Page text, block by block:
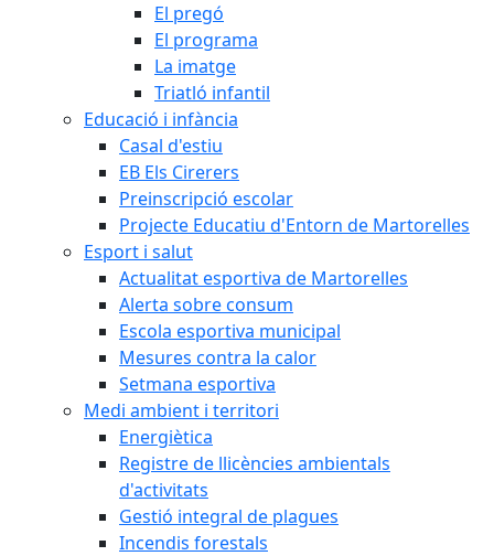
El pregó
El programa
La imatge
Triatló infantil
Educació i infància
Casal d'estiu
EB Els Cirerers
Preinscripció escolar
Projecte Educatiu d'Entorn de Martorelles
Esport i salut
Actualitat esportiva de Martorelles
Alerta sobre consum
Escola esportiva municipal
Mesures contra la calor
Setmana esportiva
Medi ambient i territori
Energiètica
Registre de llicències ambientals
d'activitats
Gestió integral de plagues
Incendis forestals